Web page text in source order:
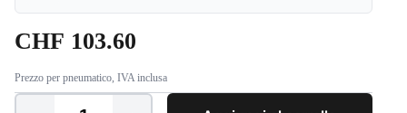
CHF 103.60
Prezzo per pneumatico, IVA inclusa